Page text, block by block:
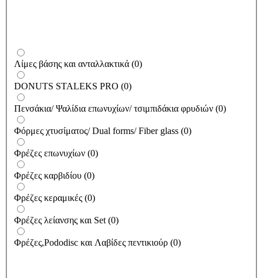
Λίμες βάσης και ανταλλακτικά (0)
DONUTS STALEKS PRO (0)
Πενσάκια/ Ψαλίδια επωνυχίων/ τσιμπιδάκια φρυδιών (0)
Φόρμες χτυσίματος/ Dual forms/ Fiber glass (0)
Φρέζες επωνυχίων (0)
Φρέζες καρβιδίου (0)
Φρέζες κεραμικές (0)
Φρέζες λείανσης και Set (0)
Φρέζες,Pododisc και Λαβίδες πεντικιούρ (0)